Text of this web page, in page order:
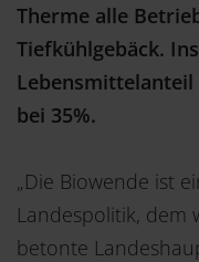
Therme alle
Tiefkühlgebäck.
bei 35%.
„Die Biowende ist
Landespolitik, dem
betonte